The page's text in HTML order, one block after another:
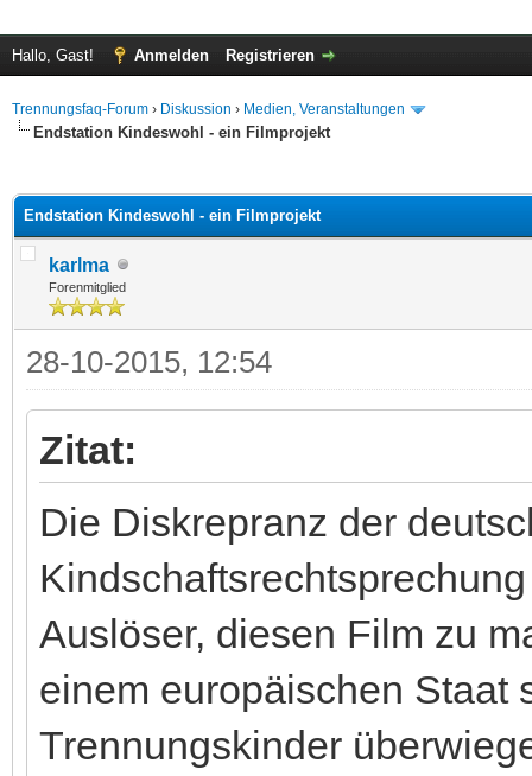
Hallo, Gast! Anmelden Registrieren
Trennungsfaq-Forum › Diskussion › Medien, Veranstaltungen
Endstation Kindeswohl - ein Filmprojekt
Endstation Kindeswohl - ein Filmprojekt
karlma
Forenmitglied
28-10-2015, 12:54
Zitat:
Die Diskrepranz der
Auslöser, diesen Film zu
einem europäischen Staat
Trennungskinder